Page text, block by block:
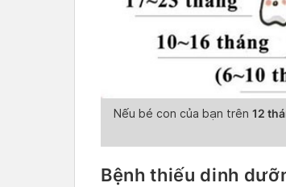
Nếu bé con của bạn trên 12
Bệnh thiếu dinh